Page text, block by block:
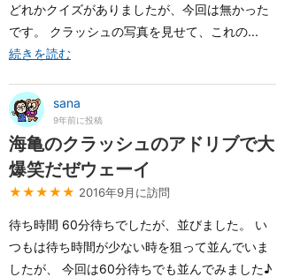
どれかクイズがありましたが、今回は無かった
です。 クラッシュの写真を見せて、これの...
続きを読む
sana
9年前に投稿
海亀のクラッシュのアドリブで大
爆笑だぜウェーイ
★★★★★ 2016年9月に訪問
待ち時間 60分待ちでしたが、並びました。 い
つもは待ち時間が少ない時を狙って並んでいま
したが、 今回は60分待ちでも並んでみました♪